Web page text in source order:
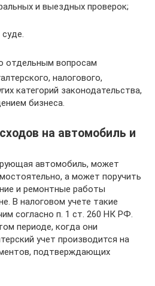
и выездных проверок;
отдельным вопросам
налогового,
категорий законодательства,
бизнеса.
на автомобиль и
автомобиль, может
а может поручить
и ремонтные работы
В налоговом учете такие
согласно п. 1 ст. 260 НК РФ.
периоде, когда они
учет производится на
подтверждающих